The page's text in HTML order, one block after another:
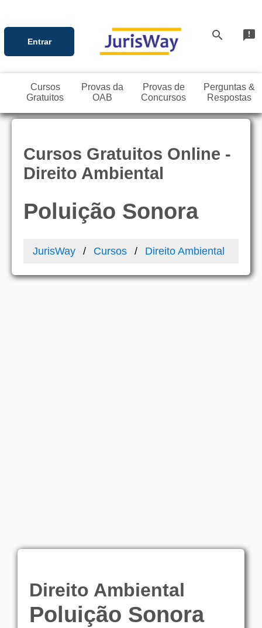
Entrar search announcement
Cursos
Gratuitos
Provas da
OAB
Provas de
Concursos
Perguntas &
Respostas
Cursos Gratuitos Online -
Direito Ambiental
Poluição Sonora
JurisWay Cursos Direito Ambiental
Direito Ambiental
Poluição Sonora